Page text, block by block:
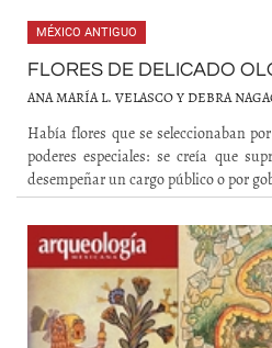
MÉXICO ANTIGUO
FLORES DE DELICADO
ANA MARÍA L. VELASCO Y DEBRA
Había flores que se seleccionaban
poderes especiales: se creía que
desempeñar un cargo público o por